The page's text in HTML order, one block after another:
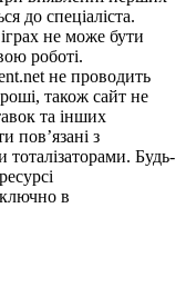
до спеціаліста.
не може бути
роботі.
не проводить
також сайт не
та інших
пов’язані з
Будь-
в